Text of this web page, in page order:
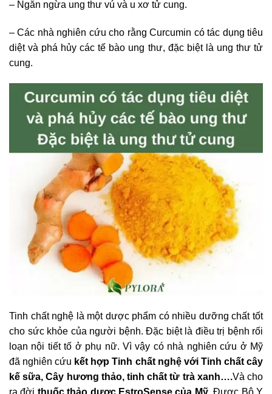
– Ngăn ngừa ung thư vú và u xơ tử cung.
– Các nhà nghiên cứu cho rằng Curcumin có tác dụng tiêu
diệt và phá hủy các tế bào ung thư, đặc biệt là ung thư tử
cung.
Tinh chất nghệ là một dược phẩm có nhiều dưỡng chất tốt
cho sức khỏe của người bệnh. Đặc biệt là điều trị bệnh rối
loạn nội tiết tố ở phụ nữ. Vì vậy có nhà nghiên cứu ở Mỹ
đã nghiên cứu kết hợp Tinh chất nghệ với Tinh chất cây
kế sữa, Cây hương thảo, tinh chất từ trà xanh….Và cho
ra đời thuốc thảo dược EstroSense của Mỹ. Được Bộ Y